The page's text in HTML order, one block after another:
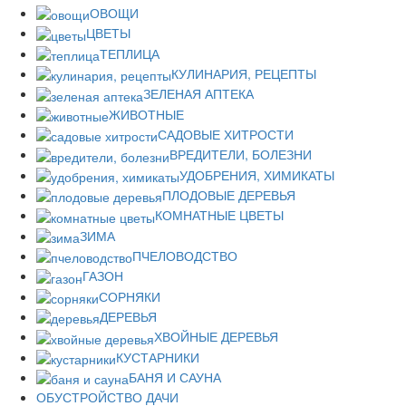
ОВОЩИ
ЦВЕТЫ
ТЕПЛИЦА
КУЛИНАРИЯ, РЕЦЕПТЫ
ЗЕЛЕНАЯ АПТЕКА
ЖИВОТНЫЕ
САДОВЫЕ ХИТРОСТИ
ВРЕДИТЕЛИ, БОЛЕЗНИ
УДОБРЕНИЯ, ХИМИКАТЫ
ПЛОДОВЫЕ ДЕРЕВЬЯ
КОМНАТНЫЕ ЦВЕТЫ
ЗИМА
ПЧЕЛОВОДСТВО
ГАЗОН
СОРНЯКИ
ДЕРЕВЬЯ
ХВОЙНЫЕ ДЕРЕВЬЯ
КУСТАРНИКИ
БАНЯ И САУНА
ОБУСТРОЙСТВО ДАЧИ